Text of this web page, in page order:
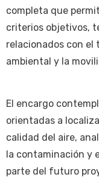
completa que
criterios objetivos,
relacionados con el
ambiental y la
El encargo
orientadas a
calidad del aire,
la contaminación y
parte del futuro